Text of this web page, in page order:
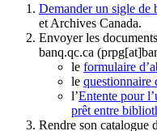
Demander un sigle de
et Archives Canada.
Envoyer les
banq.qc.ca
le formulaire
le questionnaire
l’Entente pour
prêt entre
Rendre son catalogue